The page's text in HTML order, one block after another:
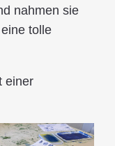
nahmen sie
tolle
einer